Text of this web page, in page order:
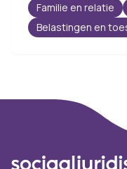
Familie en relatie
Belastingen en